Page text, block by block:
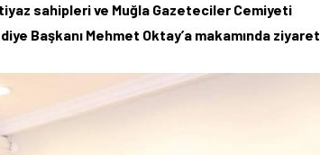
sahipleri ve Muğla Gazeteciler Cemiyeti
Başkanı Mehmet Oktay’a makamında ziyaret